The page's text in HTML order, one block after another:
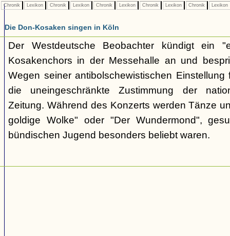
Chronik Lexikon Chronik Lexikon Chronik Lexikon Chronik Lexikon Chronik Lexikon
Die Don-Kosaken singen in Köln
Der Westdeutsche Beobachter kündigt ein
Kosakenchors in der Messehalle an und
Wegen seiner antibolschewistischen
die uneingeschränkte Zustimmung der
Zeitung. Während des Konzerts werden Tänze
goldige Wolke" oder "Der Wundermond",
bündischen Jugend besonders beliebt waren.